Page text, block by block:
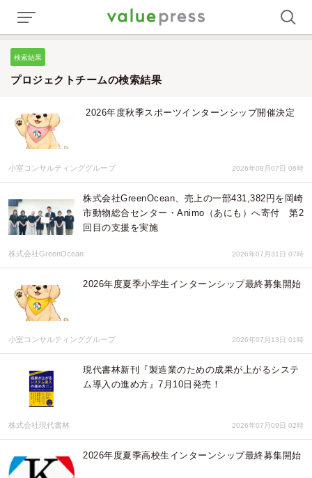
検索結果
プロジェクトチームの検索結果
2026年度秋季スポーツインターンシップ開催決定
小室コンサルティンググループ 2026年08月07日 06時
株式会社GreenOcean、売上の一部431,382円を岡崎
市動物総合センター・Animo（あにも）へ寄付 第2
回目の支援を実施
株式会社GreenOcean 2026年07月31日 07時
2026年度夏季小学生インターンシップ最終募集開始
小室コンサルティンググループ 2026年07月13日 01時
現代書林新刊『製造業のための成果が上がるシステ
ム導入の進め方』7月10日発売！
株式会社現代書林 2026年07月09日 02時
2026年度夏季高校生インターンシップ最終募集開始